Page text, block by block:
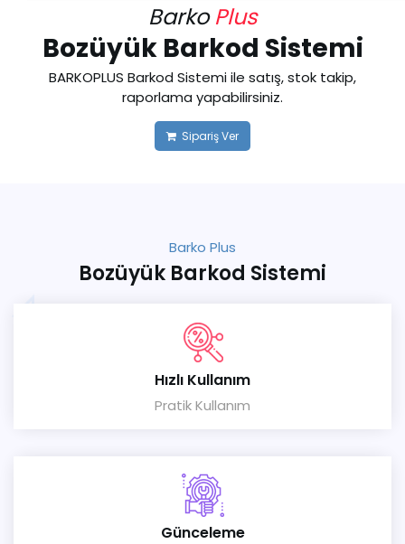
BarkoPlus
Bozüyük Barkod Sistemi
BARKOPLUS Barkod Sistemi ile satış, stok takip,
raporlama yapabilirsiniz.
Sipariş Ver
Barko Plus
Bozüyük Barkod Sistemi
Hızlı Kullanım
Pratik Kullanım
Günceleme